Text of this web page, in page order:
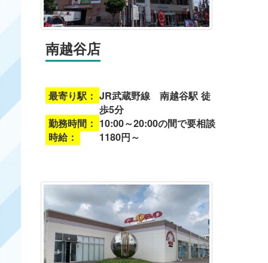
南越谷店
最寄り駅： JR武蔵野線 南越谷駅 徒
歩5分
勤務時間： 10:00～20:00の間で要相談
時給：
1180円～